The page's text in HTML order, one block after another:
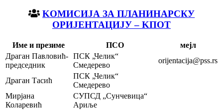
KOМИСИЈА ЗА ПЛАНИНАРСКУ
ОРИЈЕНТАЦИЈУ – KПОТ
Име и презиме ПСО
мејл
Драган Павловић-
председник
ПСК „Челик“
Смедерево
orijentacija@pss.rs
Драган Тасић
ПСК „Челик“
Смедерево
Мирјана
Коларевић
СУПСД „Сунчевица“
Ариље